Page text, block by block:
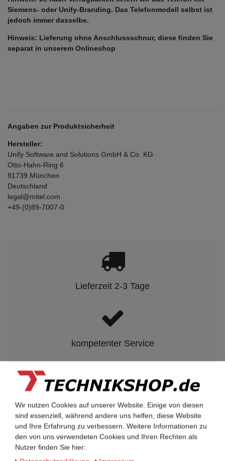
Siemens- oder Unify-Branding. Das Telefonmodell selbst ist
jedoch immer dasselbe.
Hinweis: Lieferung ohne Anschlussschnur, diese finden Sie
separat in unserem Onlineshop
Angaben zur Produktsicherheit
Hersteller:
Unify Software and Solutions GmbH & Co. KG
Otto-Hahn-Ring 6
81739 München
Deutschland
legal@mitel.com
+49-(0)89-7007-0
Lieferzeit 2-3 Tage
kompetenter Service
Rechnungskauf auf Anfrage möglich
Kauf auf Rechnung nach
vorheriger Absprache möglich.
Wir nutzen Cookies auf unserer Website. Einige von diesen
sind essenziell, während andere uns helfen, diese Website
und Ihre Erfahrung zu verbessern. Weitere Informationen zu
den von uns verwendeten Cookies und Ihren Rechten als
Nutzer finden Sie hier: